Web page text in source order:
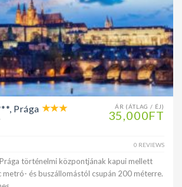
ÁR (ÁTLAG / ÉJ)
35,000FT
Prága
0 REVIEWS
történelmi központjának kapui mellett
metró- és buszállomástól csupán 200 méterre.